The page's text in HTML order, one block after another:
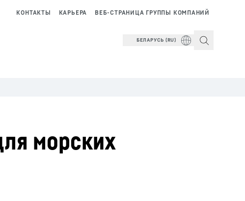
ВЕБ-СТРАНИЦА ГРУППЫ КОМПАНИЙ
КАРЬЕРА
КОНТАКТЫ
БЕЛАРУСЬ (RU)
морских